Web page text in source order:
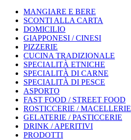
MANGIARE E BERE
SCONTI ALLA CARTA
DOMICILIO
GIAPPONESI / CINESI
PIZZERIE
CUCINA TRADIZIONALE
SPECIALITÀ ETNICHE
SPECIALITÀ DI CARNE
SPECIALITÀ DI PESCE
ASPORTO
FAST FOOD / STREET FOOD
ROSTICCERIE / MACELLERIE
GELATERIE / PASTICCERIE
DRINK / APERITIVI
PRODOTTI